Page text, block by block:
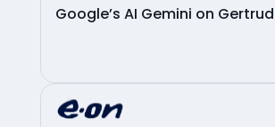
Google’s AI Gemini on Gertrud